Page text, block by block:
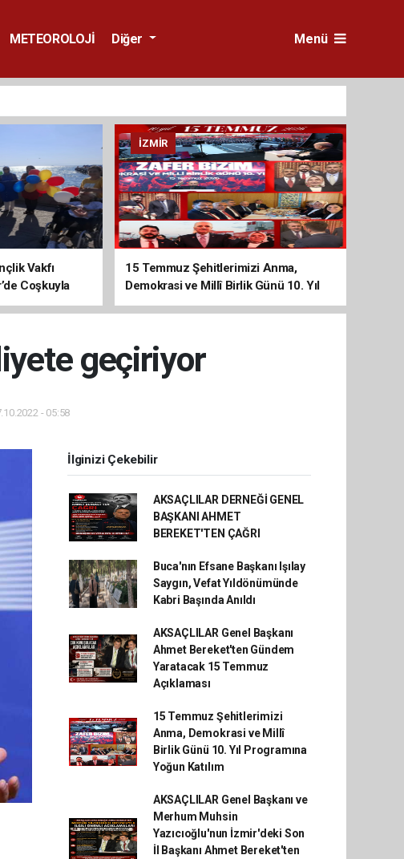
METEOROLOJİ
Diğer Menü
Vakfı
Coşkuyla
İZMIR
15 Temmuz Şehitlerimizi Anma,
Demokrasi ve Millî Birlik Günü 10. Yıl
Programına Yoğun Katılım
geçiriyor
- 05:58
İlginizi Çekebilir
AKSAÇLILAR DERNEĞİ GENEL
BAŞKANI AHMET
BEREKET'TEN ÇAĞRI
Buca'nın Efsane Başkanı Işılay
Saygın, Vefat Yıldönümünde
Kabri Başında Anıldı
AKSAÇLILAR Genel Başkanı
Ahmet Bereket'ten Gündem
Yaratacak 15 Temmuz
Açıklaması
15 Temmuz Şehitlerimizi
Anma, Demokrasi ve Millî
Birlik Günü 10. Yıl Programına
Yoğun Katılım
AKSAÇLILAR Genel Başkanı ve
Merhum Muhsin
Yazıcıoğlu'nun İzmir'deki Son
İl Başkanı Ahmet Bereket'ten